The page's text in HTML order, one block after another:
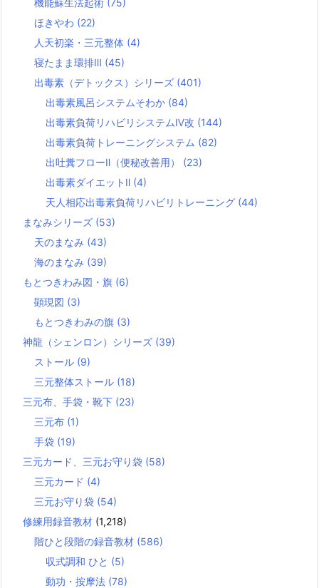
機能蘇生法起術 (75)
ほきやわ (22)
人天初楽・三元整体 (4)
寝たまま環排Ⅲ (45)
出毒素（デトックス）シリーズ (401)
出毒素風呂システムそわか (84)
出毒素負荷リハビリシステムⅣ改 (144)
出毒素負荷トレーニングシステム (82)
出吐糞フローⅡ（便秘改善用） (23)
出毒素ダイエットⅡ (4)
天人相応出毒素負荷リハビリトレーニング (44)
まなみシリーズ (53)
天のまなみ (43)
海のまなみ (39)
もとつきわみ図・旗 (6)
顕現図 (3)
もとつきわみの旗 (3)
神龍（シェンロン）シリーズ (39)
ストール (9)
三元整体ストール (18)
三元布、手袋・靴下 (23)
三元布 (1)
手袋 (19)
三元カード、三元お守り袋 (58)
三元カード (4)
三元お守り袋 (54)
修練用録音教材 (1,218)
階ひと段階の録音教材 (586)
収式調和 ひと (5)
動功・按摩法 (78)